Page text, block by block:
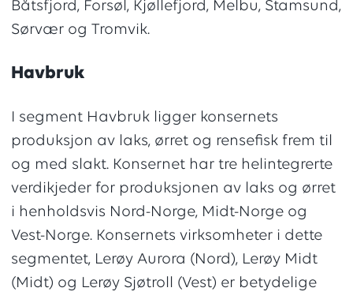
Båtsfjord, Forsøl, Kjøllefjord, Melbu, Stamsund,
Sørvær og Tromvik.
Havbruk
I segment Havbruk ligger konsernets
produksjon av laks, ørret og rensefisk frem til
og med slakt. Konsernet har tre helintegrerte
verdikjeder for produksjonen av laks og ørret
i henholdsvis Nord-Norge, Midt-Norge og
Vest-Norge. Konsernets virksomheter i dette
segmentet, Lerøy Aurora (Nord), Lerøy Midt
(Midt) og Lerøy Sjøtroll (Vest) er betydelige